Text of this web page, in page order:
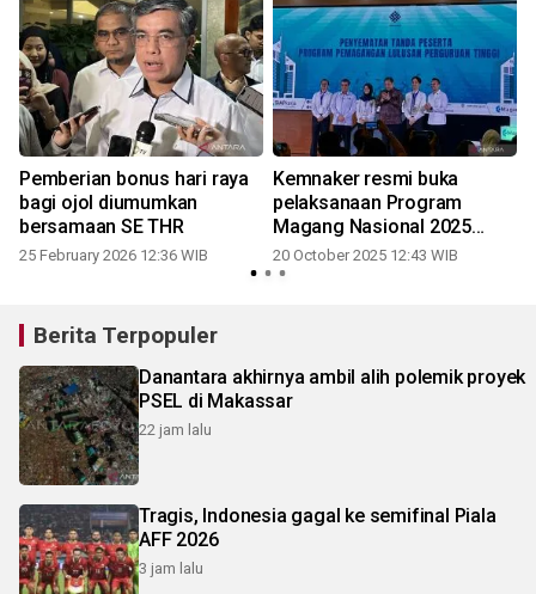
Pemberian bonus hari raya
bagi ojol diumumkan
bersamaan SE THR
25 February 2026 12:36 WIB
Kemnaker resmi buka
pelaksanaan Program
Magang Nasional 2025
tahap I
20 October 2025 12:43 WIB
Berita Terpopuler
Danantara akhirnya ambil alih polemik proyek
PSEL di Makassar
22 jam lalu
Tragis, Indonesia gagal ke semifinal Piala
AFF 2026
3 jam lalu